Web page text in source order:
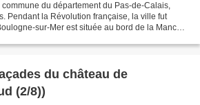
du département du Pas-de-Calais,
Pendant la Révolution française, la ville fut
sur-Mer est située au bord de la Manche,
du château de
(2/8))